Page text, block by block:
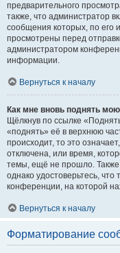
предварительного
также, что администратор
сообщения которых, по его
просмотрены перед
администратором
информации.
Вернуться к началу
Как мне вновь поднять
Щёлкнув по ссылке
«поднять» её в верхнюю
происходит, то это
отключена, или время,
темы, ещё не прошло. Также
однако удостоверьтесь,
конференции, на которой
Вернуться к началу
Форматирование